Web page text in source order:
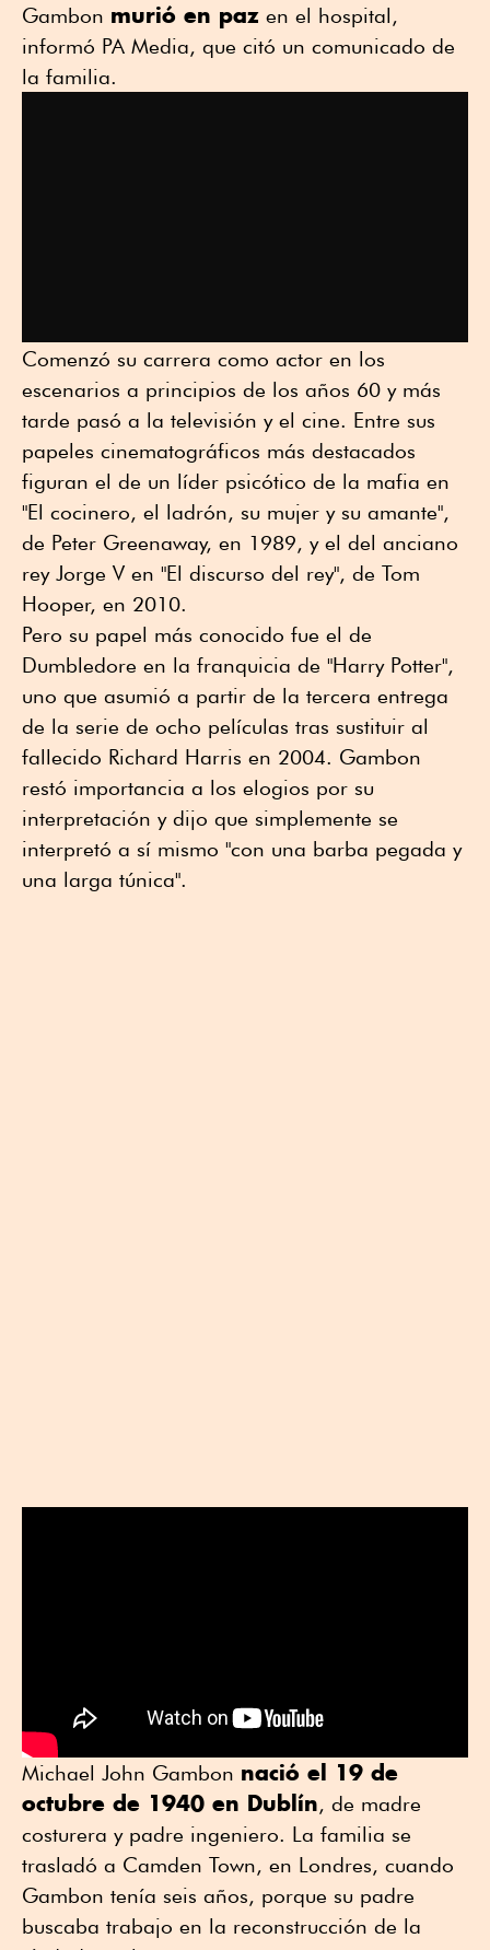
Gambon murió en paz en el hospital,
informó PA Media, que citó un comunicado de
la familia.
Comenzó su carrera como actor en los
escenarios a principios de los años 60 y más
tarde pasó a la televisión y el cine. Entre sus
papeles cinematográficos más destacados
figuran el de un líder psicótico de la mafia en
"El cocinero, el ladrón, su mujer y su amante",
de Peter Greenaway, en 1989, y el del anciano
rey Jorge V en "El discurso del rey", de Tom
Hooper, en 2010.
Pero su papel más conocido fue el de
Dumbledore en la franquicia de "Harry Potter",
uno que asumió a partir de la tercera entrega
de la serie de ocho películas tras sustituir al
fallecido Richard Harris en 2004. Gambon
restó importancia a los elogios por su
interpretación y dijo que simplemente se
interpretó a sí mismo "con una barba pegada y
una larga túnica".
Michael John Gambon nació el 19 de
octubre de 1940 en Dublín, de madre
costurera y padre ingeniero. La familia se
trasladó a Camden Town, en Londres, cuando
Gambon tenía seis años, porque su padre
buscaba trabajo en la reconstrucción de la